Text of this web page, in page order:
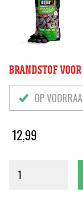
BRANDSTOF
OP
12,99